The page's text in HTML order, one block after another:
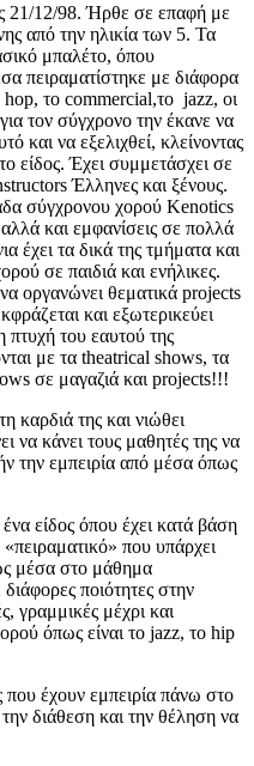
21/12/98. Ήρθε σε επαφή με
από την ηλικία των 5. Τα
μπαλέτο, όπου
πειραματίστηκε με διάφορα
hop, το commercial,το jazz, οι
τον σύγχρονο την έκανε να
και να εξελιχθεί, κλείνοντας
είδος. Έχει συμμετάσχει σε
Έλληνες και ξένους.
σύγχρονου χορού Kenotics
και εμφανίσεις σε πολλά
έχει τα δικά της τμήματα και
σε παιδιά και ενήλικες.
οργανώνει θεματικά projects
και εξωτερικεύει
του εαυτού της
με τα theatrical shows, τα
σε μαγαζιά και projects!!!
καρδιά της και νιώθει
να κάνει τους μαθητές της να
την εμπειρία από μέσα όπως
είδος όπου έχει κατά βάση
που υπάρχει
μέσα στο μάθημα
ποιότητες στην
γραμμικές μέχρι και
όπως είναι το jazz, το hip
έχουν εμπειρία πάνω στο
διάθεση και την θέληση να